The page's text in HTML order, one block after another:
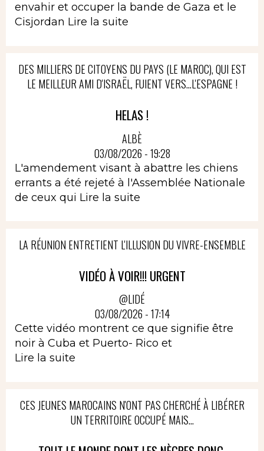
envahir et occuper la bande de Gaza et le
Cisjordan Lire la suite
DES MILLIERS DE CITOYENS DU PAYS (LE MAROC), QUI EST
LE MEILLEUR AMI D'ISRAËL, FUIENT VERS...L'ESPAGNE !
HELAS !
ALBÈ
03/08/2026 - 19:28
L'amendement visant à abattre les chiens
errants a été rejeté à l'Assemblée Nationale
de ceux qui Lire la suite
LA RÉUNION ENTRETIENT L'ILLUSION DU VIVRE-ENSEMBLE
VIDÉO À VOIR!!! URGENT
@LIDÉ
03/08/2026 - 17:14
Cette vidéo montrent ce que signifie être
noir à Cuba et Puerto- Rico et
Lire la suite
CES JEUNES MAROCAINS N'ONT PAS CHERCHÉ À LIBÉRER
UN TERRITOIRE OCCUPÉ MAIS...